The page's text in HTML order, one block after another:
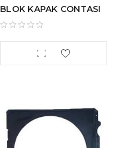
BLOK KAPAK CONTASI